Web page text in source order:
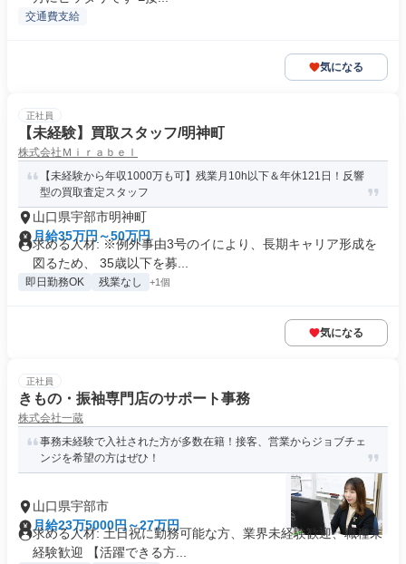
交通費支給
気になる
正社員
【未経験】買取スタッフ/明神町
株式会社Ｍｉｒａｂｅｌ
【未経験から年収1000万も可】残業月10h以下＆年休121日！反響
型の買取査定スタッフ
山口県宇部市明神町
月給35万円～50万円
求める人材: ※例外事由3号のイにより、長期キャリア形成を
図るため、 35歳以下を募...
即日勤務OK 残業なし +1個
気になる
正社員
きもの・振袖専門店のサポート事務
株式会社一蔵
事務未経験で入社された方が多数在籍！接客、営業からジョブチェ
ンジを希望の方はぜひ！
山口県宇部市
月給23万5000円～27万円
求める人材: 土日祝に勤務可能な方、業界未経験歓迎、職種未
経験歓迎 【活躍できる方...